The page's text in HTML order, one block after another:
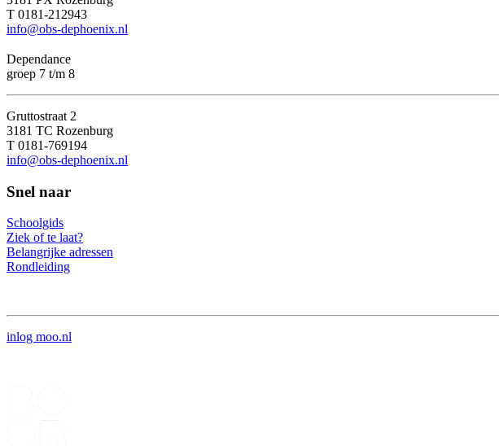
T 0181-212943
info@obs-dephoenix.nl
Dependance
groep 7 t/m 8
Gruttostraat 2
3181 TC Rozenburg
T 0181-769194
info@obs-dephoenix.nl
Snel naar
Schoolgids
Ziek of te laat?
Belangrijke adressen
Rondleiding
inlog moo.nl